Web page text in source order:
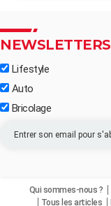
NEWSLETTERS
Lifestyle
Auto
Bricolage
Qui sommes-nous ?
Tous les articles